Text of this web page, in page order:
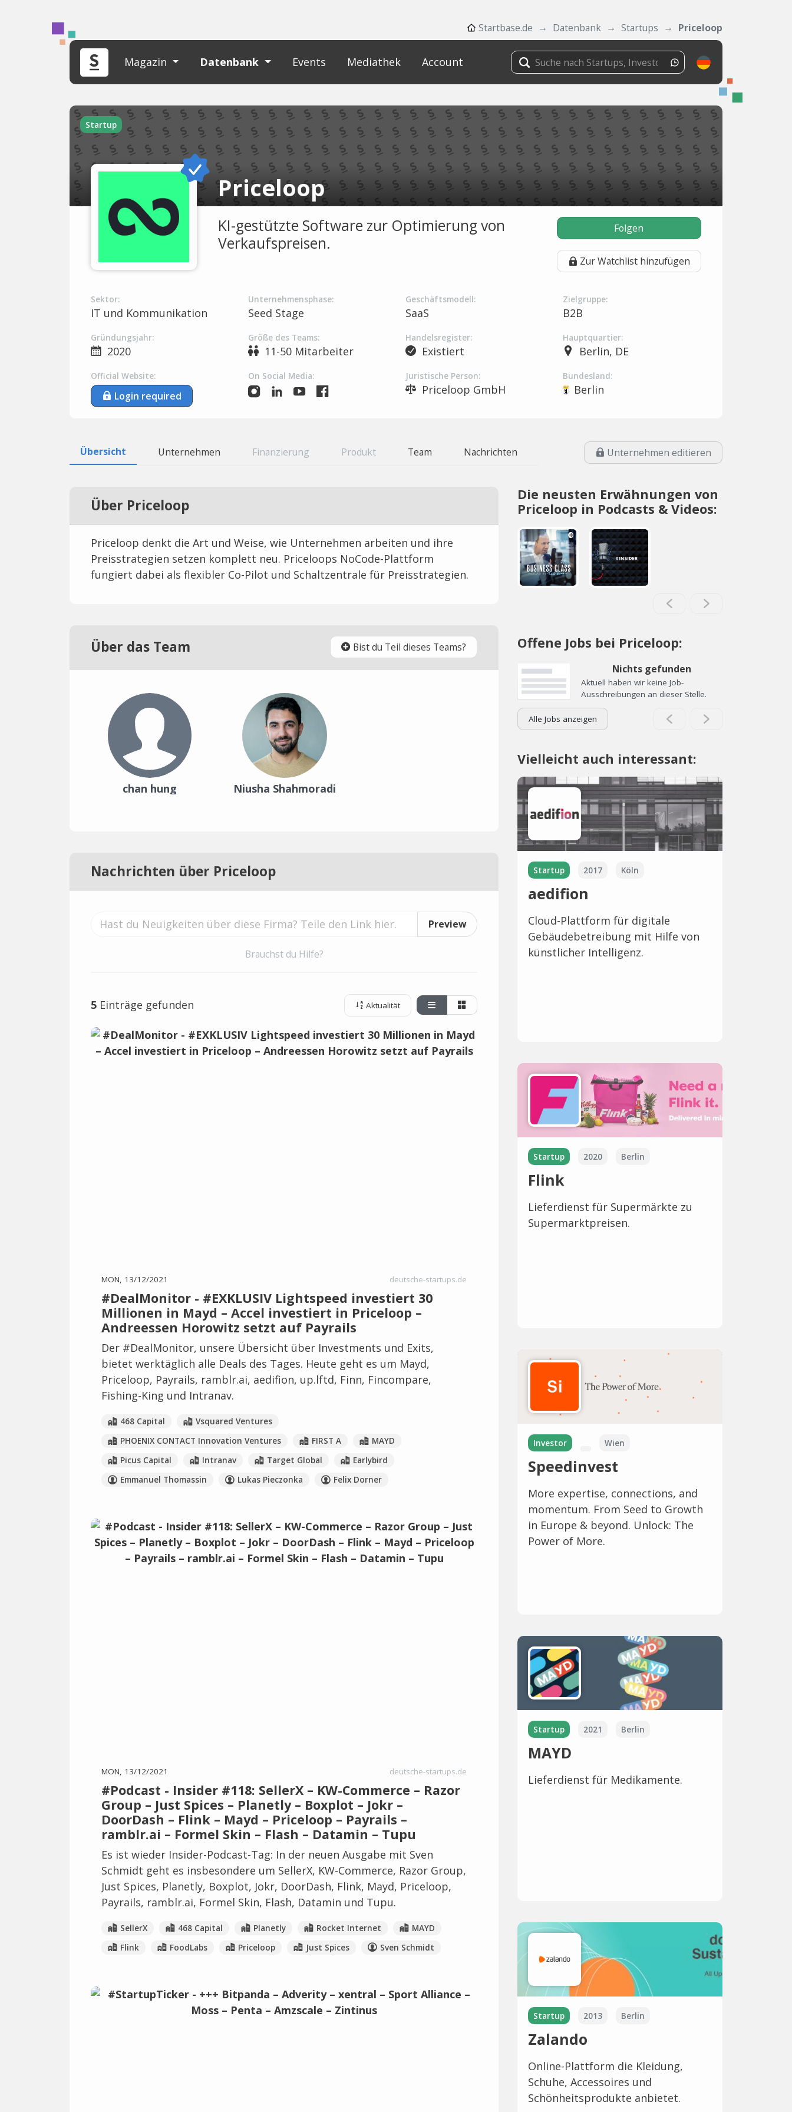
Startbase.de Datenbank Startups Priceloop
Magazin Datenbank Events Mediathek Account
Startup
Priceloop
KI-gestützte Software zur Optimierung von
Verkaufspreisen.
Folgen
Zur Watchlist hinzufügen
Sektor:
IT und Kommunikation
Unternehmensphase:
Seed Stage
Geschäftsmodell:
SaaS
Zielgruppe:
B2B
Gründungsjahr:
2020
Größe des Teams:
11-50 Mitarbeiter
Handelsregister:
Existiert
Hauptquartier:
Berlin, DE
Official Website:
Login required
On Social Media: Juristische Person:
Priceloop GmbH
Bundesland:
Berlin
Übersicht Unternehmen Finanzierung Produkt Team Nachrichten Unternehmen editieren
Über Priceloop
Priceloop denkt die Art und Weise, wie Unternehmen arbeiten und ihre
Preisstrategien setzen komplett neu. Priceloops NoCode-Plattform
fungiert dabei als flexibler Co-Pilot und Schaltzentrale für Preisstrategien.
Über das Team Bist du Teil dieses Teams?
chan hung Niusha Shahmoradi
Nachrichten über Priceloop
Preview
Brauchst du Hilfe?
5 Einträge gefunden Aktualität
MON, 13/12/2021 deutsche-startups.de
#DealMonitor - #EXKLUSIV Lightspeed investiert 30
Millionen in Mayd – Accel investiert in Priceloop –
Andreessen Horowitz setzt auf Payrails
Der #DealMonitor, unsere Übersicht über Investments und Exits,
bietet werktäglich alle Deals des Tages. Heute geht es um Mayd,
Priceloop, Payrails, ramblr.ai, aedifion, up.lftd, Finn, Fincompare,
Fishing-King und Intranav.
468 Capital
Vsquared Ventures
PHOENIX CONTACT Innovation Ventures
FIRST A
MAYD
Picus Capital
Intranav Target Global
Earlybird
Emmanuel Thomassin
Lukas Pieczonka Felix Dorner
MON, 13/12/2021 deutsche-startups.de
#Podcast - Insider #118: SellerX – KW-Commerce – Razor
Group – Just Spices – Planetly – Boxplot – Jokr –
DoorDash – Flink – Mayd – Priceloop – Payrails –
ramblr.ai – Formel Skin – Flash – Datamin – Tupu
Es ist wieder Insider-Podcast-Tag: In der neuen Ausgabe mit Sven
Schmidt geht es insbesondere um SellerX, KW-Commerce, Razor Group,
Just Spices, Planetly, Boxplot, Jokr, DoorDash, Flink, Mayd, Priceloop,
Payrails, ramblr.ai, Formel Skin, Flash, Datamin und Tupu.
SellerX 468 Capital Planetly Rocket Internet
MAYD
Flink
FoodLabs Priceloop Just Spices Sven Schmidt
Die neusten Erwähnungen von
Priceloop in Podcasts & Videos:
Offene Jobs bei Priceloop:
Nichts gefunden
Aktuell haben wir keine Job-
Ausschreibungen an dieser Stelle.
Alle Jobs anzeigen
Vielleicht auch interessant:
Startup 2017 Köln
aedifion
Cloud-Plattform für digitale
Gebäudebetreibung mit Hilfe von
künstlicher Intelligenz.
Startup 2020 Berlin
Flink
Lieferdienst für Supermärkte zu
Supermarktpreisen.
Investor Wien
Speedinvest
More expertise, connections, and
momentum. From Seed to Growth
in Europe & beyond. Unlock: The
Power of More.
Startup 2021 Berlin
MAYD
Lieferdienst für Medikamente.
Startup 2013 Berlin
Zalando
Online-Plattform die Kleidung,
Schuhe, Accessoires und
Schönheitsprodukte anbietet.